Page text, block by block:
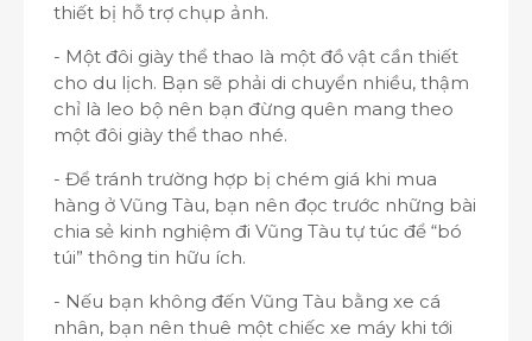
thiết bị hỗ trợ chụp ảnh.
- Một đôi giày thể thao là một đồ vật cần thiết
cho du lịch. Bạn sẽ phải di chuyển nhiều, thậm
chỉ là leo bộ nên bạn đừng quên mang theo
một đôi giày thể thao nhé.
- Để tránh trường hợp bị chém giá khi mua
hàng ở Vũng Tàu, bạn nên đọc trước những bài
chia sẻ kinh nghiệm đi Vũng Tàu tự túc để “bó
túi” thông tin hữu ích.
- Nếu bạn không đến Vũng Tàu bằng xe cá
nhân, bạn nên thuê một chiếc xe máy khi tới